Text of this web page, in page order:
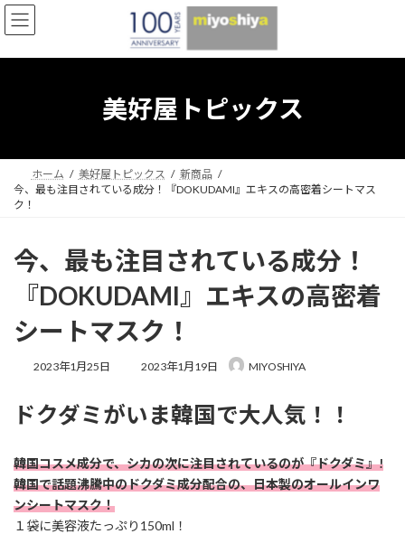
コ
ン
ン
ナ
ビ
ー
美好屋トピックス
ホーム 美好屋トピックス
新商品
今、最も注目されている成分！『DOKUDAMI』エキスの高密着シートマス
ク！
今、最も注目されている成分！
『DOKUDAMI』エキスの高密着
シートマスク！
2023年1月25日
最
新
:
2023年1月19日 MIYOSHIYA
ドクダミがいま韓国で大人気！！
韓国コスメ成分で、シカの次に注目されているのが『ドクダミ』!
韓国で話題沸騰中のドクダミ成分配合の、日本製のオールインワ
ンシートマスク！
１袋に美容液たっぷり150ml！